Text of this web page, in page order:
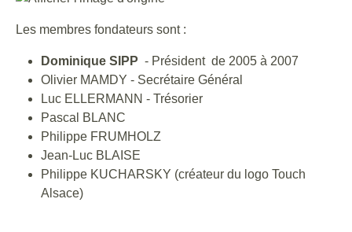
Les membres fondateurs sont :
Dominique SIPP - Président de 2005 à 2007
Olivier MAMDY - Secrétaire Général
Luc ELLERMANN - Trésorier
Pascal BLANC
Philippe FRUMHOLZ
Jean-Luc BLAISE
Philippe KUCHARSKY (créateur du logo Touch
Alsace)